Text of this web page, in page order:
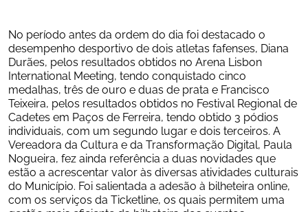
No período antes da ordem do dia foi destacado o
desempenho desportivo de dois atletas fafenses, Diana
Durães, pelos resultados obtidos no Arena Lisbon
International Meeting, tendo conquistado cinco
medalhas, três de ouro e duas de prata e Francisco
Teixeira, pelos resultados obtidos no Festival Regional de
Cadetes em Paços de Ferreira, tendo obtido 3 pódios
individuais, com um segundo lugar e dois terceiros. A
Vereadora da Cultura e da Transformação Digital, Paula
Nogueira, fez ainda referência a duas novidades que
estão a acrescentar valor às diversas atividades culturais
do Município. Foi salientada a adesão à bilheteira online,
com os serviços da Ticketline, os quais permitem uma